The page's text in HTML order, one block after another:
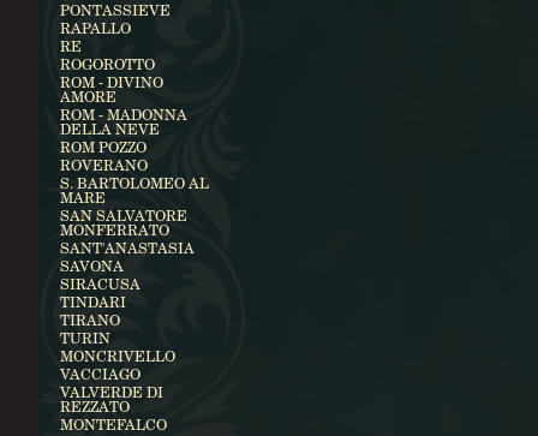
PONTASSIEVE
RAPALLO
RE
ROGOROTTO
ROM - DIVINO
AMORE
ROM - MADONNA
DELLA NEVE
ROM POZZO
ROVERANO
S. BARTOLOMEO AL
MARE
SAN SALVATORE
MONFERRATO
SANT'ANASTASIA
SAVONA
SIRACUSA
TINDARI
TIRANO
TURIN
MONCRIVELLO
VACCIAGO
VALVERDE DI
REZZATO
MONTEFALCO